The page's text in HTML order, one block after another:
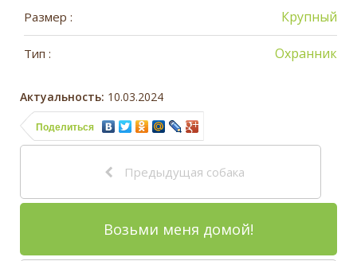
Размер : Крупный
Тип : Охранник
Актуальность: 10.03.2024
Поделиться
Предыдущая собака
Возьми меня домой!